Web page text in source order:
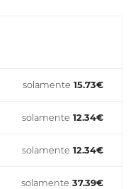
solamente 15.73€
solamente 12.34€
solamente 12.34€
solamente 37.39€